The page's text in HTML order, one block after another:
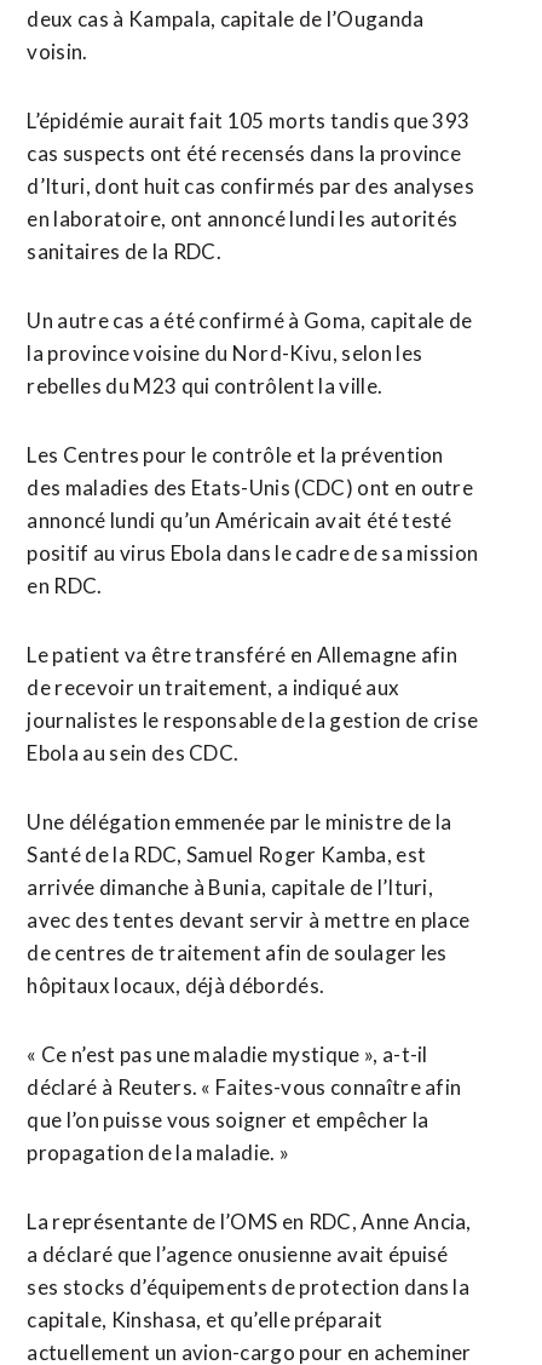
deux cas à Kampala, capitale de l’Ouganda
voisin.
L’épidémie aurait fait 105 morts tandis que 393
cas suspects ont été recensés dans la province
d’Ituri, dont huit cas confirmés par des analyses
en laboratoire, ont annoncé lundi les autorités
sanitaires de la RDC.
Un autre cas a été confirmé à Goma, capitale de
la province voisine du Nord-Kivu, selon les
rebelles du M23 qui contrôlent la ville.
Les Centres pour le contrôle et la prévention
des maladies des Etats-Unis (CDC) ont en outre
annoncé lundi qu’un Américain avait été testé
positif au virus Ebola dans le cadre de sa mission
en RDC.
Le patient va être transféré en Allemagne afin
de recevoir un traitement, a indiqué aux
journalistes le responsable de la gestion de crise
Ebola au sein des CDC.
Une délégation emmenée par le ministre de la
Santé de la RDC, Samuel Roger Kamba, est
arrivée dimanche à Bunia, capitale de l’Ituri,
avec des tentes devant servir à mettre en place
de centres de traitement afin de soulager les
hôpitaux locaux, déjà débordés.
« Ce n’est pas une maladie mystique », a-t-il
déclaré à Reuters. « Faites-vous connaître afin
que l’on puisse vous soigner et empêcher la
propagation de la maladie. »
La représentante de l’OMS en RDC, Anne Ancia,
a déclaré que l’agence onusienne avait épuisé
ses stocks d’équipements de protection dans la
capitale, Kinshasa, et qu’elle préparait
actuellement un avion-cargo pour en acheminer